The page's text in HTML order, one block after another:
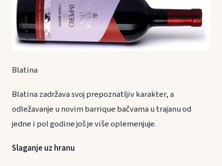
Blatina
Blatina zadržava svoj prepoznatljiv karakter, a
odležavanje u novim barrique bačvama u trajanu od
jedne i pol godine još je više oplemenjuje.
Slaganje uz hranu